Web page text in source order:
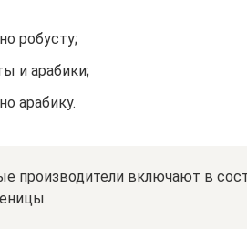
робусту;
и арабики;
арабику.
производители включают в